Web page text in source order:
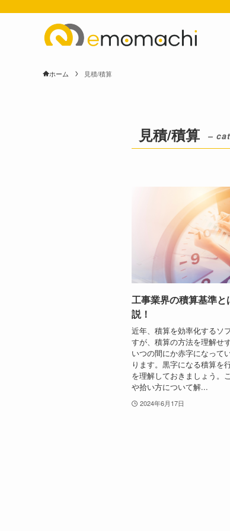
ホーム 見積/積算
見積/積算 –
工事業界の積算基準
説！
近年、積算を効率化するソ
すが、積算の方法を理解せ
いつの間にか赤字になって
ります。黒字になる積算を
を理解しておきましょう。
や拾い方について解...
2024年6月17日